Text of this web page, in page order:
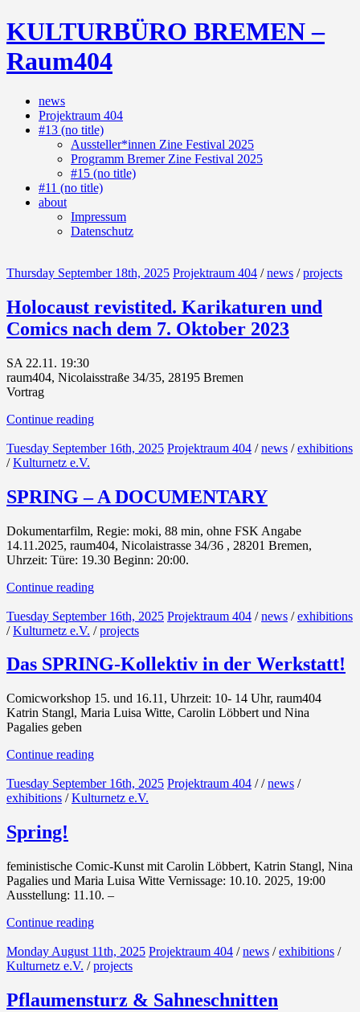
Skip
to
content
KULTURBÜRO BREMEN –
Raum404
(Deutsch)
Galerie
news
Projektraum 404
#13 (no title)
Aussteller*innen Zine Festival 2025
Programm Bremer Zine Festival 2025
#15 (no title)
#11 (no title)
about
Impressum
Datenschutz
Thursday September 18th, 2025 Projektraum 404 /news /projects
Holocaust revistited. Karikaturen und
Comics nach dem 7. Oktober 2023
SA 22.11. 19:30
raum404, Nicolaisstraße 34/35, 28195 Bremen
Vortrag
Continue reading
Tuesday September 16th, 2025 Projektraum 404 /news /exhibitions
/Kulturnetz e.V.
SPRING – A DOCUMENTARY
Dokumentarfilm, Regie: moki, 88 min, ohne FSK Angabe
14.11.2025, raum404, Nicolaistrasse 34/36 , 28201 Bremen,
Uhrzeit: Türe: 19.30 Beginn: 20:00.
Continue reading
Tuesday September 16th, 2025 Projektraum 404 /news /exhibitions
/Kulturnetz e.V. /projects
Das SPRING-Kollektiv in der Werkstatt!
Comicworkshop 15. und 16.11, Uhrzeit: 10- 14 Uhr, raum404
Katrin Stangl, Maria Luisa Witte, Carolin Löbbert und Nina
Pagalies geben
Continue reading
Tuesday September 16th, 2025 Projektraum 404 //news /
exhibitions /Kulturnetz e.V.
Spring!
feministische Comic-Kunst mit Carolin Löbbert, Katrin Stangl, Nina
Pagalies und Maria Luisa Witte Vernissage: 10.10. 2025, 19:00
Ausstellung: 11.10. –
Continue reading
Monday August 11th, 2025 Projektraum 404 /news /exhibitions /
Kulturnetz e.V. /projects
Pflaumensturz & Sahneschnitten